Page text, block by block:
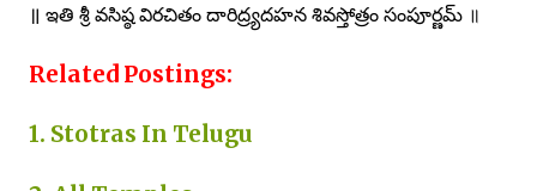
॥ ఇతి శ్రీ వసిష్ఠ విరచితం దారిద్ర్యదహన శివస్తోత్రం సంపూర్ణమ్ ॥
Related Postings:
1. Stotras In Telugu